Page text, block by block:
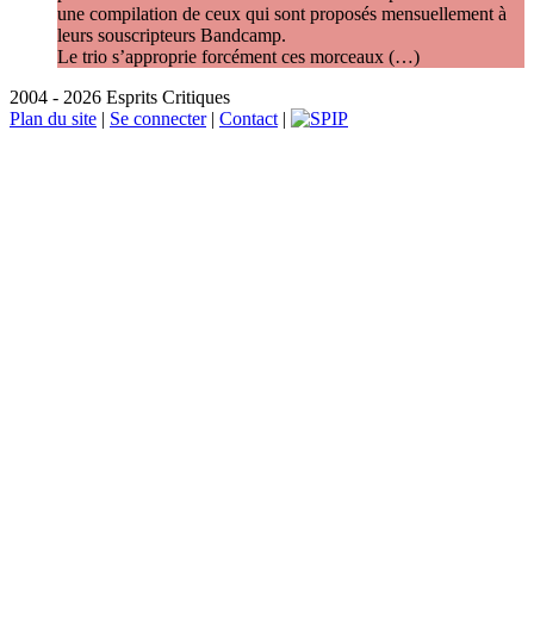
une compilation de ceux qui sont proposés mensuellement à
leurs souscripteurs Bandcamp.
Le trio s’approprie forcément ces morceaux (…)
2004 - 2026 Esprits Critiques
Plan du site | Se connecter| Contact |